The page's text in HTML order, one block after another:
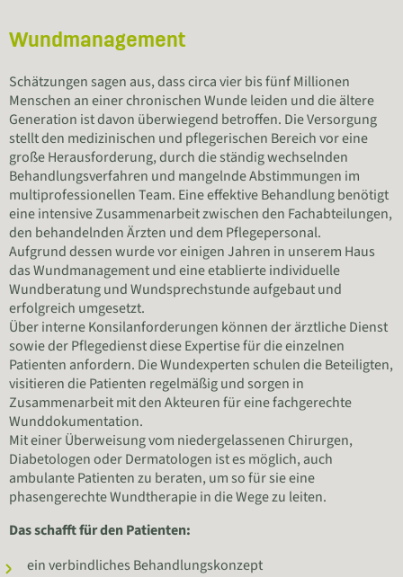
Wundmanagement
Schätzungen sagen aus, dass circa vier bis fünf Millionen
Menschen an einer chronischen Wunde leiden und die ältere
Generation ist davon überwiegend betroffen. Die Versorgung
stellt den medizinischen und pflegerischen Bereich vor eine
große Herausforderung, durch die ständig wechselnden
Behandlungsverfahren und mangelnde Abstimmungen im
multiprofessionellen Team. Eine effektive Behandlung benötigt
eine intensive Zusammenarbeit zwischen den Fachabteilungen,
den behandelnden Ärzten und dem Pflegepersonal.
Aufgrund dessen wurde vor einigen Jahren in unserem Haus
das Wundmanagement und eine etablierte individuelle
Wundberatung und Wundsprechstunde aufgebaut und
erfolgreich umgesetzt.
Über interne Konsilanforderungen können der ärztliche Dienst
sowie der Pflegedienst diese Expertise für die einzelnen
Patienten anfordern. Die Wundexperten schulen die Beteiligten,
visitieren die Patienten regelmäßig und sorgen in
Zusammenarbeit mit den Akteuren für eine fachgerechte
Wunddokumentation.
Mit einer Überweisung vom niedergelassenen Chirurgen,
Diabetologen oder Dermatologen ist es möglich, auch
ambulante Patienten zu beraten, um so für sie eine
phasengerechte Wundtherapie in die Wege zu leiten.
Das schafft für den Patienten:
ein verbindliches Behandlungskonzept